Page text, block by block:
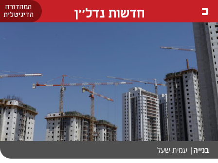
המהדורה
הדיגיטלית
חדשות נדל''ן
בנייה | עמית שעל